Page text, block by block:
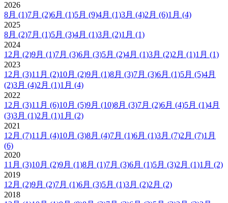
2026
8月 (1)7月 (2)6月 (1)5月 (9)4月 (1)3月 (4)2月 (6)1月 (4)
2025
8月 (2)7月 (1)5月 (3)4月 (1)3月 (2)1月 (1)
2024
12月 (2)9月 (1)7月 (3)6月 (3)5月 (2)4月 (1)3月 (2)2月 (1)1月 (1)
2023
12月 (3)11月 (2)10月 (2)9月 (1)8月 (3)7月 (3)6月 (1)5月 (5)4月
(2)3月 (4)2月 (1)1月 (4)
2022
12月 (3)11月 (6)10月 (5)9月 (10)8月 (3)7月 (2)6月 (4)5月 (1)4月
(3)3月 (1)2月 (1)1月 (2)
2021
12月 (7)11月 (4)10月 (3)8月 (4)7月 (1)6月 (1)3月 (7)2月 (7)1月
(6)
2020
11月 (3)10月 (2)9月 (1)8月 (1)7月 (3)6月 (1)5月 (3)2月 (1)1月 (2)
2019
12月 (2)9月 (2)7月 (1)6月 (3)5月 (1)3月 (2)2月 (2)
2018